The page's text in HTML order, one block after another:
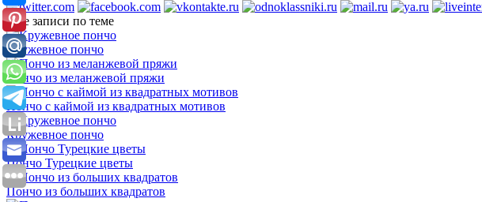
Еще записи по теме
Кружевное пончо
Пончо из меланжевой пряжи
Пончо с каймой из квадратных мотивов
Кружевное пончо
Пончо Турецкие цветы
Пончо из больших квадратов